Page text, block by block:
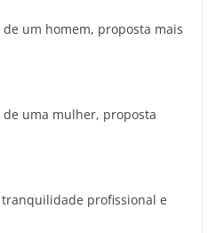
um homem, proposta mais
uma mulher, proposta
profissional e